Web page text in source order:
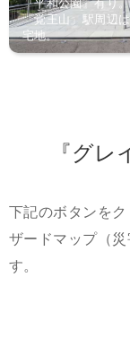
『平和公園』有り
「覚王山」駅周辺
宅地。
『グ
下記のボタンを
ザードマップ（
す。